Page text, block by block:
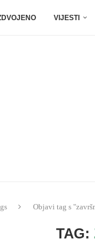
VIJESTI
Objavi tag s
TAG: